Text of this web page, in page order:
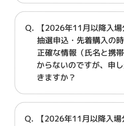
【2026年11月以降入場
抽選申込・先着購入の
正確な情報（氏名と携
からないのですが、申
きますか？
【2026年11月以降入場